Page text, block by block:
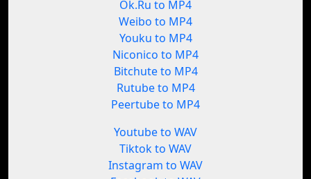
Ok.Ru to MP4
Weibo to MP4
Youku to MP4
Niconico to MP4
Bitchute to MP4
Rutube to MP4
Peertube to MP4
Youtube to WAV
Tiktok to WAV
Instagram to WAV